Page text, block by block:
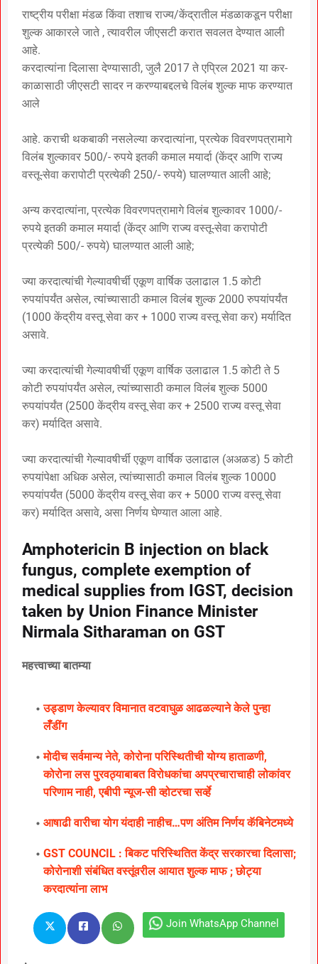
राष्ट्रीय परीक्षा मंडळ किंवा तशाच राज्य/केंद्रातील मंडळाकडून परीक्षा
शुल्क आकारले जाते , त्यावरील जीएसटी करात सवलत देण्यात आली
आहे.
करदात्यांना दिलासा देण्यासाठी, जुलै 2017 ते एप्रिल 2021 या कर-
काळासाठी जीएसटी सादर न करण्याबद्दलचे विलंब शुल्क माफ करण्यात
आले
आहे. कराची थकबाकी नसलेल्या करदात्यांना, प्रत्येक विवरणपत्रामागे
विलंब शुल्कावर 500/- रुपये इतकी कमाल मयार्दा (केंद्र आणि राज्य
वस्तू-सेवा करापोटी प्रत्येकी 250/- रुपये) घालण्यात आली आहे;
अन्य करदात्यांना, प्रत्येक विवरणपत्रामागे विलंब शुल्कावर 1000/-
रुपये इतकी कमाल मयार्दा (केंद्र आणि राज्य वस्तू-सेवा करापोटी
प्रत्येकी 500/- रुपये) घालण्यात आली आहे;
ज्या करदात्यांची गेल्यावषीर्ची एकूण वार्षिक उलाढाल 1.5 कोटी
रुपयांपर्यंत असेल, त्यांच्यासाठी कमाल विलंब शुल्क 2000 रुपयांपर्यंत
(1000 केंद्रीय वस्तू सेवा कर + 1000 राज्य वस्तू सेवा कर) मर्यादित
असावे.
ज्या करदात्यांची गेल्यावषीर्ची एकूण वार्षिक उलाढाल 1.5 कोटी ते 5
कोटी रुपयांपर्यंत असेल, त्यांच्यासाठी कमाल विलंब शुल्क 5000
रुपयांपर्यंत (2500 केंद्रीय वस्तू सेवा कर + 2500 राज्य वस्तू सेवा
कर) मर्यादित असावे.
ज्या करदात्यांची गेल्यावषीर्ची एकूण वार्षिक उलाढाल (अअळड) 5 कोटी
रुपयांपेक्षा अधिक असेल, त्यांच्यासाठी कमाल विलंब शुल्क 10000
रुपयांपर्यंत (5000 केंद्रीय वस्तू सेवा कर + 5000 राज्य वस्तू सेवा
कर) मर्यादित असावे, असा निर्णय घेण्यात आला आहे.
Amphotericin B injection on black
fungus, complete exemption of
medical supplies from IGST, decision
taken by Union Finance Minister
Nirmala Sitharaman on GST
महत्त्वाच्या बातम्या
उड्डाण केल्यावर विमानात वटवाघुळ आढळल्याने केले पुन्हा
लॅँडींग
मोदीच सर्वमान्य नेते, कोरोना परिस्थितीची योग्य हाताळणी,
कोरोना लस पुरवठ्याबाबत विरोधकांचा अपप्रचाराचाही लोकांवर
परिणाम नाही, एबीपी न्यूज-सी व्होटरचा सर्व्हे
आषाढी वारीचा योग यंदाही नाहीच…पण अंतिम निर्णय कॅबिनेटमध्ये
GST COUNCIL : बिकट परिस्थितित केंद्र सरकारचा दिलासा;
कोरोनाशी संबंधित वस्तूंवरील आयात शुल्क माफ ; छोट्या
करदात्यांना लाभ
Join WhatsApp Channel